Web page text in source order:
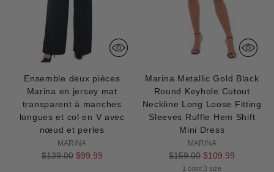
Ensemble deux pièces
Marina en jersey mat
transparent à manches
longues et col en V avec
nœud et perles
MARINA
Prix
$139.00 $99.99
Marina Metallic Gold Black
Round Keyhole Cutout
Neckline Long Loose Fitting
Sleeves Ruffle Hem Shift
Mini Dress
MARINA
Prix
normal
$159.00 $109.99
1 color,3 size